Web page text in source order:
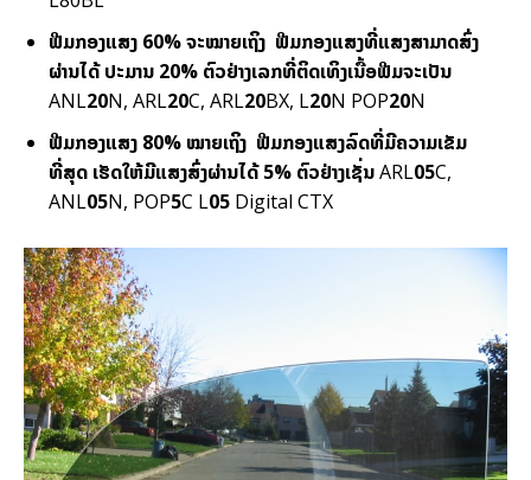
ຟີ​ມກ​ອງ​ແສງ 60%ຈະ​ໝາຍ​ເຖິງ ຟີ​ມກ​ອງ​ແສງທີ່​ແສງ​ສາມາດ​ສົ່ງ​
ຜ່ານ​ໄດ້ ປະ​ມານ 20% ຕົວ​ຢ່າງເລກ​ທີ່​ຕິດ​ເທິງ​ເນື້ອ​ຟີ​ມຈະ​ເປັນ
ANL20N, ARL20C, ARL20BX, L20N POP20N
ຟີ​ມກ​ອງ​ແສງ 80% ໝາຍ​ເຖິງ ຟີ​ມກ​ອງ​ແສງ​ລົດ​ທີ່​ມີ​ຄວາມ​ເຂັມ​
ທີ່ສຸດ ເຮັດໃຫ້​ມີ​ແສງ​ສົ່ງ​ຜ່ານ​ໄດ້ 5% ຕົວ​ຢ່າງ​ເຊັ່ນARL05C,
ANL05N, POP5C L05 Digital CTX